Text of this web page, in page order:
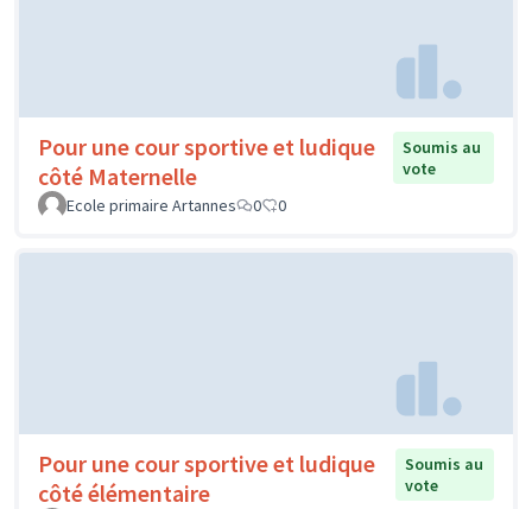
Pour une cour sportive et ludique
côté Maternelle
Soumis au
vote
Ecole primaire Artannes
0 0
Pour une cour sportive et ludique
côté élémentaire
Soumis au
vote